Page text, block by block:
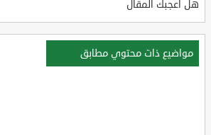
هل أعجبك المقال
مواضيع ذات محتوي مطابق